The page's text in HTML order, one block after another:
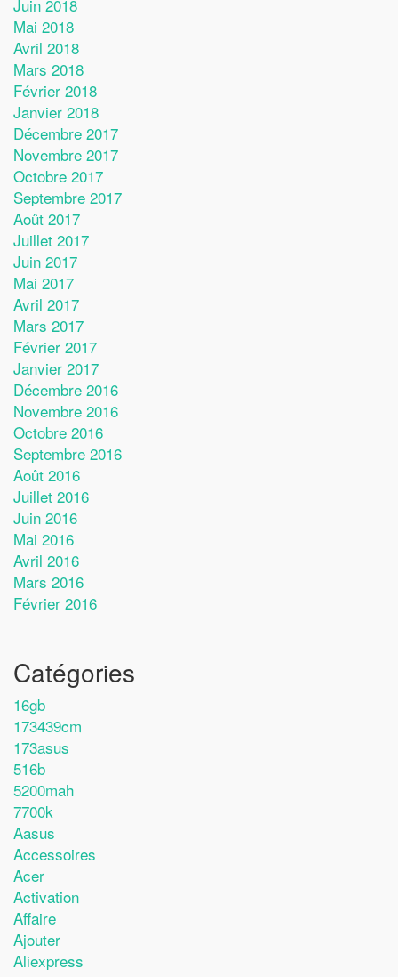
Juin 2018
Mai 2018
Avril 2018
Mars 2018
Février 2018
Janvier 2018
Décembre 2017
Novembre 2017
Octobre 2017
Septembre 2017
Août 2017
Juillet 2017
Juin 2017
Mai 2017
Avril 2017
Mars 2017
Février 2017
Janvier 2017
Décembre 2016
Novembre 2016
Octobre 2016
Septembre 2016
Août 2016
Juillet 2016
Juin 2016
Mai 2016
Avril 2016
Mars 2016
Février 2016
Catégories
16gb
173439cm
173asus
516b
5200mah
7700k
Aasus
Accessoires
Acer
Activation
Affaire
Ajouter
Aliexpress